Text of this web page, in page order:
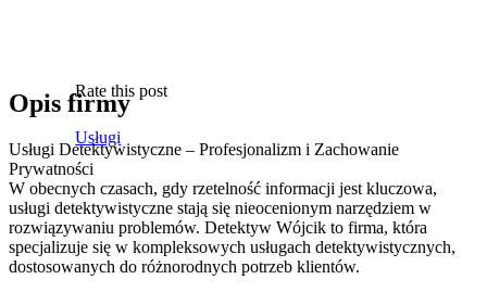
Rate this post
Usługi
Opis firmy
Usługi Detektywistyczne – Profesjonalizm i Zachowanie
Prywatności
W obecnych czasach, gdy rzetelność informacji jest kluczowa,
usługi detektywistyczne stają się nieocenionym narzędziem w
rozwiązywaniu problemów. Detektyw Wójcik to firma, która
specjalizuje się w kompleksowych usługach detektywistycznych,
dostosowanych do różnorodnych potrzeb klientów.